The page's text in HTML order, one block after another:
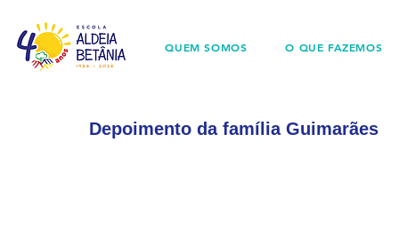
QUEM SOMOS O QUE FAZEMOS
Depoimento da família Guimarães